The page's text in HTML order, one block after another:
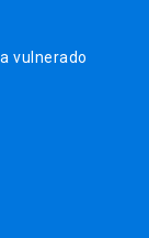
vulnerado